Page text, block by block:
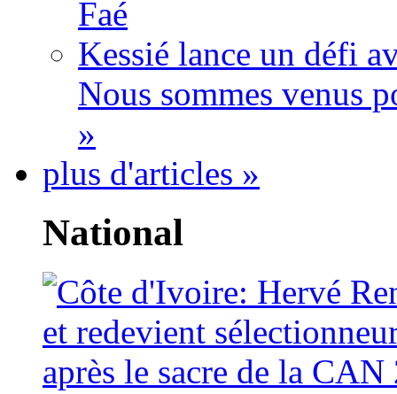
Faé
Kessié lance un défi
Nous sommes venus
»
plus d'articles »
National